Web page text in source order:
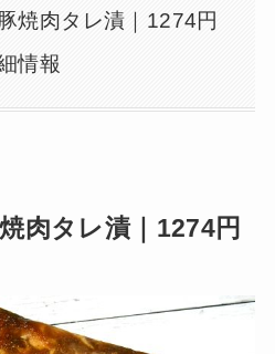
焼肉タレ漬｜1274円
情報
肉タレ漬｜1274円